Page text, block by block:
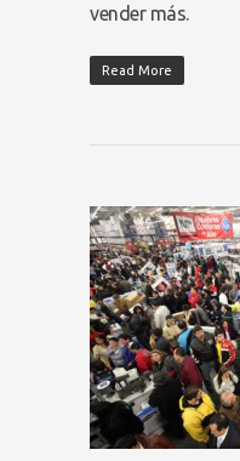
vender más.
Read More